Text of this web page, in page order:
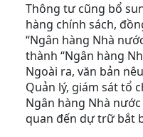
Thông tư cũng bổ
hàng chính sách,
“Ngân hàng Nhà
thành “Ngân hàng
Ngoài ra, văn bản
Quản lý, giám sát tổ
Ngân hàng Nhà
quan đến dự trữ bắt